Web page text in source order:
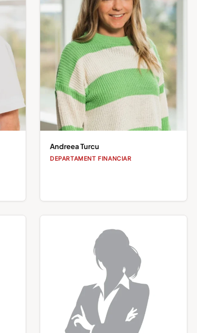
Andreea Turcu
DEPARTAMENT FINANCIAR